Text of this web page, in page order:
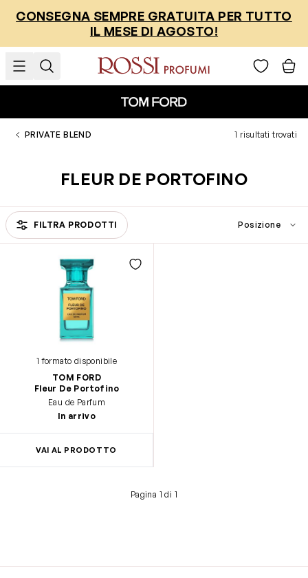
CONSEGNA SEMPRE GRATUITA PER TUTTO
IL MESE DI AGOSTO!
PRIVATE BLEND 1 risultati trovati
FLEUR DE PORTOFINO
FILTRA PRODOTTI
Passa all'elenco prodotti
1 formato disponibile
TOM FORD
Fleur De Portofino
Eau de Parfum
In arrivo
VAI AL PRODOTTO
Pagina 1 di 1